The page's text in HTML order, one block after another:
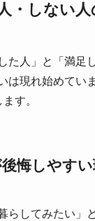
・しない人
た人」と「満足
は現れ始めてい
す。
悔しやす
らしてみたい